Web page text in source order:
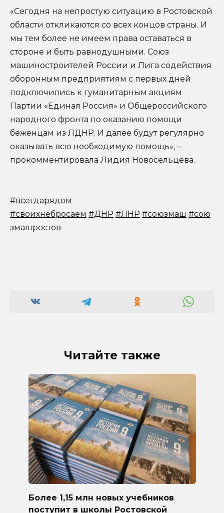
«Сегодня на непростую ситуацию в Ростовской
области откликаются со всех концов страны. И
мы тем более не имеем права оставаться в
стороне и быть равнодушными. Союз
машиностроителей России и Лига содействия
оборонным предприятиям с первых дней
подключились к гуманитарным акциям
Партии «Единая Россия» и Общероссийского
народного фронта по оказанию помощи
беженцам из ЛДНР. И далее будут регулярно
оказывать всю необходимую помощь», –
прокомментировала Лидия Новосельцева.
#всегдарядом
#своихнебросаем #ДНР #ЛНР #союзмаш #сою
змашростов
Читайте также
Более 1,15 млн новых учебников
поступит в школы Ростовской